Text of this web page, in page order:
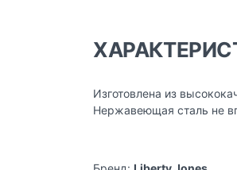
Изготовлена из
Нержавеющая сталь не